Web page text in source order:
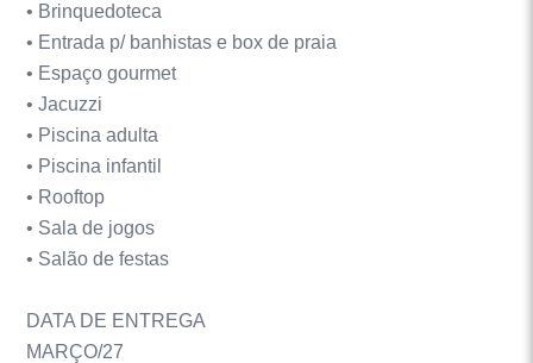
• Brinquedoteca
• Entrada p/ banhistas e box de praia
• Espaço gourmet
• Jacuzzi
• Piscina adulta
• Piscina infantil
• Rooftop
• Sala de jogos
• Salão de festas
DATA DE ENTREGA
MARÇO/27